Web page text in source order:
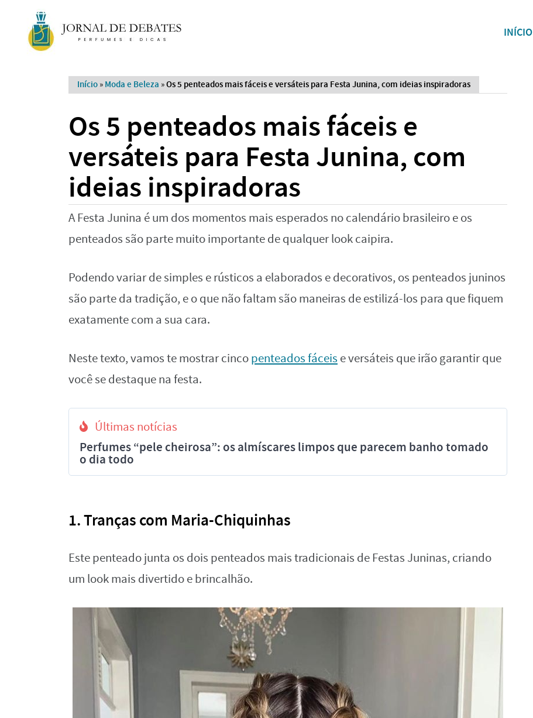
INÍCIO
Início » Moda e Beleza »Os 5 penteados mais fáceis e versáteis para Festa Junina, com ideias inspiradoras
Os 5 penteados mais fáceis e
versáteis para Festa Junina, com
ideias inspiradoras
A Festa Junina é um dos momentos mais esperados no calendário brasileiro e os
penteados são parte muito importante de qualquer look caipira.
Podendo variar de simples e rústicos a elaborados e decorativos, os penteados juninos
são parte da tradição, e o que não faltam são maneiras de estilizá-los para que fiquem
exatamente com a sua cara.
Neste texto, vamos te mostrar cincopenteados fáceis e versáteis que irão garantir que
você se destaque na festa.
Últimas notícias
Perfumes “pele cheirosa”: os almíscares limpos que parecem banho tomado
o dia todo
1. Tranças com Maria-Chiquinhas
Este penteado junta os dois penteados mais tradicionais de Festas Juninas, criando
um look mais divertido e brincalhão.